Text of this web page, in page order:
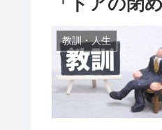
教訓・人生